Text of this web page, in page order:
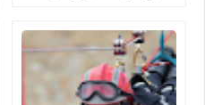
أجل هو 30 غشت 2026